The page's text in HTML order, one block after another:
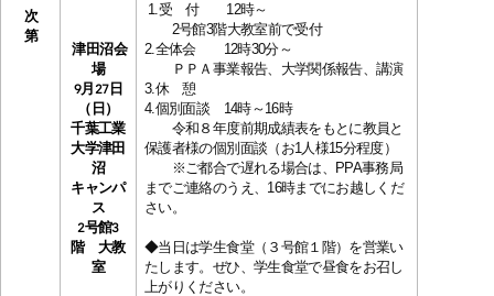
次
第
津田沼会
場
9月27日
（日）
千葉工業
大学津田
沼
キャンパ
ス
2号館3
階 大教
室
1.受 付 12時～
2号館3階大教室前で受付
2.全体会 12時30分～
ＰＰＡ事業報告、大学関係報告、講演
3.休 憩
4.個別面談 14時～16時
令和８年度前期成績表をもとに教員と
保護者様の個別面談（お1人様15分程度）
※ご都合で遅れる場合は、PPA事務局
までご連絡のうえ、16時までにお越しくだ
さい。
◆当日は学生食堂（３号館１階）を営業い
たします。ぜひ、学生食堂で昼食をお召し
上がりください。